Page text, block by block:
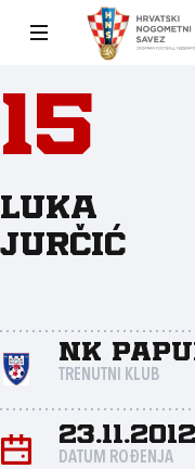
15
Luka
Jurčić
NK
TRENUTNI KLUB
DATUM ROĐENJA